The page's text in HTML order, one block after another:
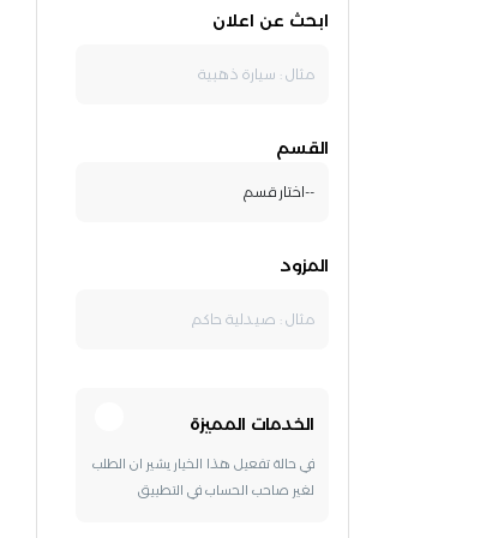
ابحث عن اعلان
القسم
المزود
الخدمات المميزة
في حالة تفعيل هذا الخيار يشير ان الطلب
لغير صاحب الحساب في التطبيق